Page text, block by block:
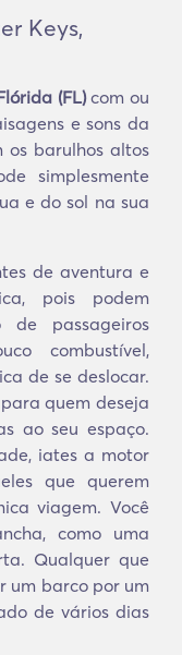
Keys,
(FL)com ou
e sons da
os barulhos altos
simplesmente
e do sol na sua
de aventura e
pois podem
de passageiros
combustível,
de se deslocar.
quem deseja
ao seu espaço.
iates a motor
que querem
viagem. Você
como uma
Qualquer que
um barco por um
de vários dias